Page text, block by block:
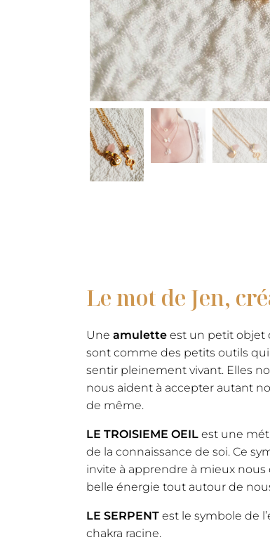
Le mot de Jen,
Une amuletteest un petit objet
sont comme des petits outils
sentir pleinement vivant. Elles
nous aident à accepter autant
de même.
LE TROISIEME OEILest une
de la connaissance de soi. Ce
invite à apprendre à mieux
belle énergie tout autour de
LE SERPENTest le symbole de
chakra racine.